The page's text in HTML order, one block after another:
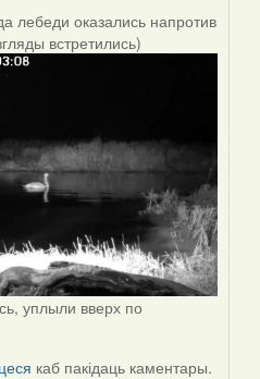
лебеди оказались напротив
встретились)
уплыли вверх по
каб пакідаць каментары.